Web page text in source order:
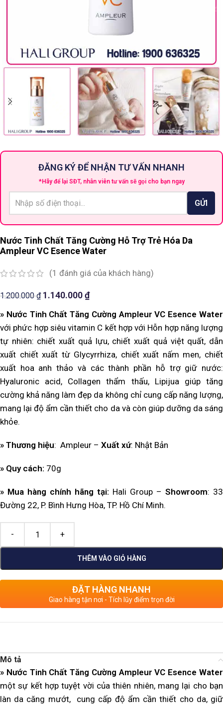
ĐĂNG KÝ ĐỂ NHẬN TƯ VẤN NHANH
*Hãy để lại SĐT, nhân viên tư vấn sẽ gọi cho bạn ngay
Nước Tinh Chất Tăng Cường Hỗ Trợ Trẻ Hóa Da
Ampleur VC Esence Water
(1 đánh giá của khách hàng)
1.200.000₫ 1.140.000₫
» Nước Tinh Chất Tăng Cường Ampleur VC Esence Water
với phức hợp siêu vitamin C kết hợp với Hỗn hợp năng lượng
tự nhiên: chiết xuất quả lựu, chiết xuất quả việt quất, dẫn
xuất chiết xuất từ ​​Glycyrrhiza, chiết xuất nấm men, chiết
xuất hoa anh thảo và các thành phần hỗ trợ giữ nước:
Hyaluronic acid, Collagen thẩm thấu, Lipijua giúp tăng
cường khả năng làm đẹp da không chỉ cung cấp năng lượng,
mang lại độ ẩm cần thiết cho da và còn giúp dưỡng da sáng
khỏe.
» Thương hiệu: Ampleur – Xuất xứ: Nhật Bản
» Quy cách: 70g
» Mua hàng chính hãng tại: Hali Group – Showroom: 33
Đường 22, P. Bình Hưng Hòa, TP. Hồ Chí Minh.
THÊM VÀO GIỎ HÀNG
ĐẶT HÀNG NHANH
Giao hàng tận nơi - Tích lũy điểm trọn đời
Mô tả
» Nước Tinh Chất Tăng Cường Ampleur VC Esence Water
một sự kết hợp tuyệt vời của thiên nhiên, mang lại cho bạn
làn da căng mướt, cung cấp độ ẩm cần thiết cho da, giữ